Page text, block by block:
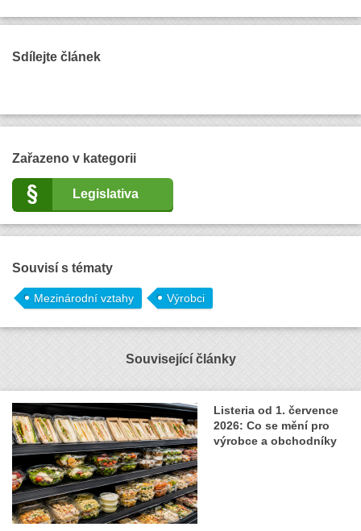
Sdílejte článek
Zařazeno v kategorii
Legislativa
Souvisí s tématy
Mezinárodní vztahy Výrobci
Související články
Listeria od 1. července
2026: Co se mění pro
výrobce a obchodníky